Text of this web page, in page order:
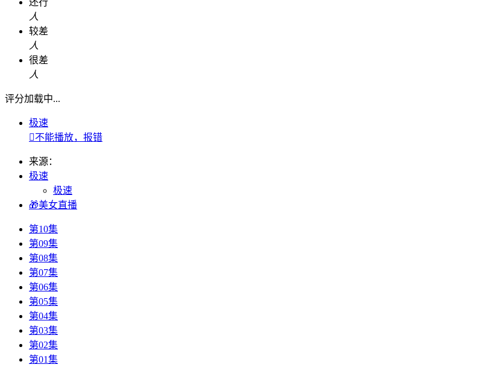
人
较差
人
很差
人
评分加载中...
极速
不能播放，报错
来源：
极速
极速
🎁美女直播
第10集
第09集
第08集
第07集
第06集
第05集
第04集
第03集
第02集
第01集